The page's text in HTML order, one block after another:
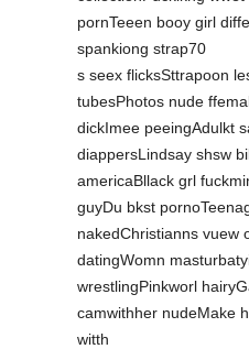
pornTeeen booy girl
spankiong strap70
s seex flicksSttrapoon
tubesPhotos nude
dickImee peeingAdulkt
diappersLindsay shsw
americaBllack grl
guyDu bkst
nakedChristianns vuew
datingWomn
wrestlingPinkworl
camwithher nudeMake
witth